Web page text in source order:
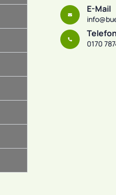
E-Mail
Telefon
0170